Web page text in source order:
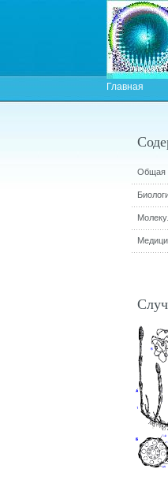
Главная
Общая